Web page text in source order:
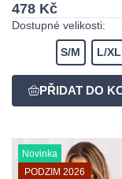
478 Kč
Dostupné velikosti:
S/M L/XL
Novinka
PODZIM 2026